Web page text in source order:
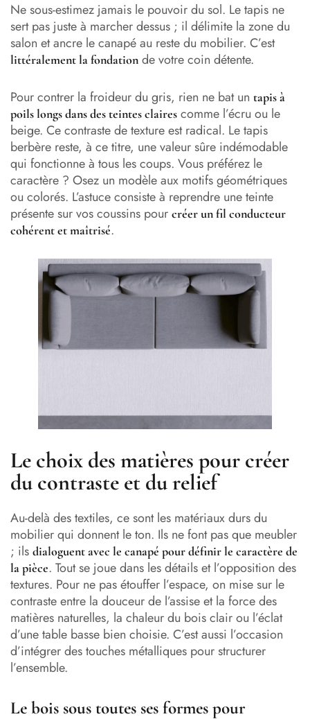
Ne sous-estimez jamais le pouvoir du sol. Le tapis ne
sert pas juste à marcher dessus ; il délimite la zone du
salon et ancre le canapé au reste du mobilier. C’est
littéralement la fondation de votre coin détente.
Pour contrer la froideur du gris, rien ne bat un tapis à
poils longs dans des teintes claires comme l’écru ou le
beige. Ce contraste de texture est radical. Le tapis
berbère reste, à ce titre, une valeur sûre indémodable
qui fonctionne à tous les coups. Vous préférez le
caractère ? Osez un modèle aux motifs géométriques
ou colorés. L’astuce consiste à reprendre une teinte
présente sur vos coussins pour créer un fil conducteur
cohérent et maîtrisé.
Le choix des matières pour créer
du contraste et du relief
Au-delà des textiles, ce sont les matériaux durs du
mobilier qui donnent le ton. Ils ne font pas que meubler
; ils dialoguent avec le canapé pour définir le caractère de
la pièce. Tout se joue dans les détails et l’opposition des
textures. Pour ne pas étouffer l’espace, on mise sur le
contraste entre la douceur de l’assise et la force des
matières naturelles, la chaleur du bois clair ou l’éclat
d’une table basse bien choisie. C’est aussi l’occasion
d’intégrer des touches métalliques pour structurer
l’ensemble.
Le bois sous toutes ses formes pour